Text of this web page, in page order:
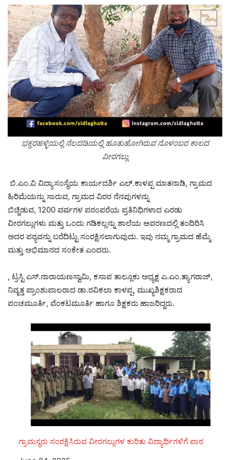
ಭಕ್ತರಹಳ್ಳಿಯಲ್ಲಿ ನೆಲದಡಿಯಲ್ಲಿ ಹೂತುಹೋಗಿರುವ ನೊಳಂಬರ ಕಾಲದ
ವೀರಗಲ್ಲು
ಬಿ.ಎಂ.ವಿ ವಿದ್ಯಾಸಂಸ್ಥೆಯ ಕಾರ್ಯದರ್ಶಿ ಎಲ್.ಕಾಳಪ್ಪ ಮಾತನಾಡಿ, ಗ್ರಾಮದ
ಹಿರಿಮೆಯನ್ನು ಸಾರುವ, ಗ್ರಾಮದ ವಿರರ ನೆನಪುಗಳನ್ನು
ಬಿಚ್ಚಿಡುವ, 1200 ವರ್ಷಗಳ ಪರಂಪರೆಯ ಪ್ರತಿನಿಧಿಗಳಾದ ಎರಡು
ವೀರಗಲ್ಲುಗಳು ಮತ್ತು ಒಂದು ಗಡಿಕಲ್ಲನ್ನು ಶಾಲೆಯ ಆವರಣದಲ್ಲಿ ತಂದಿರಿಸಿ
ಅದರ ಪಠ್ಯವನ್ನು ಬರೆದಿಟ್ಟು ಸಂರಕ್ಷಿಸಲಾಗುವುದು. ಇವು ನಮ್ಮ ಗ್ರಾಮದ ಹೆಮ್ಮೆ
ಮತ್ತು ಅಭಿಮಾನದ ಸಂಕೇತ ಎಂದರು.
, ಟ್ರಸ್ಟಿ ಎಸ್.ನಾರಾಯಣಸ್ವಾಮಿ, ಕಸಾಪ ತಾಲ್ಲೂಕು ಅಧ್ಯಕ್ಷ ಎ.ಎಂ.ತ್ಯಾಗರಾಜ್,
ನಿವೃತ್ತ ಪ್ರಾಂಶುಪಾಲರಾದ ಡಾ.ರವಿಕಲಾ ಕಾಳಪ್ಪ, ಮುಖ್ಯಶಿಕ್ಷಕರಾದ
ಪಂಚಮೂರ್ತಿ, ವೆಂಕಟಮೂರ್ತಿ ಹಾಗೂ ಶಿಕ್ಷಕರು ಹಾಜರಿದ್ದರು.
ಗ್ರಾಮಸ್ಥರು ಸಂರಕ್ಷಿಸಿರುವ ವೀರಗಲ್ಲುಗಳ ಕುರಿತು ವಿದ್ಯಾರ್ಥಿಗಳಿಗೆ ಪಾಠ